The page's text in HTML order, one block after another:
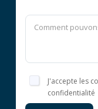
J'accepte les
confidentialité